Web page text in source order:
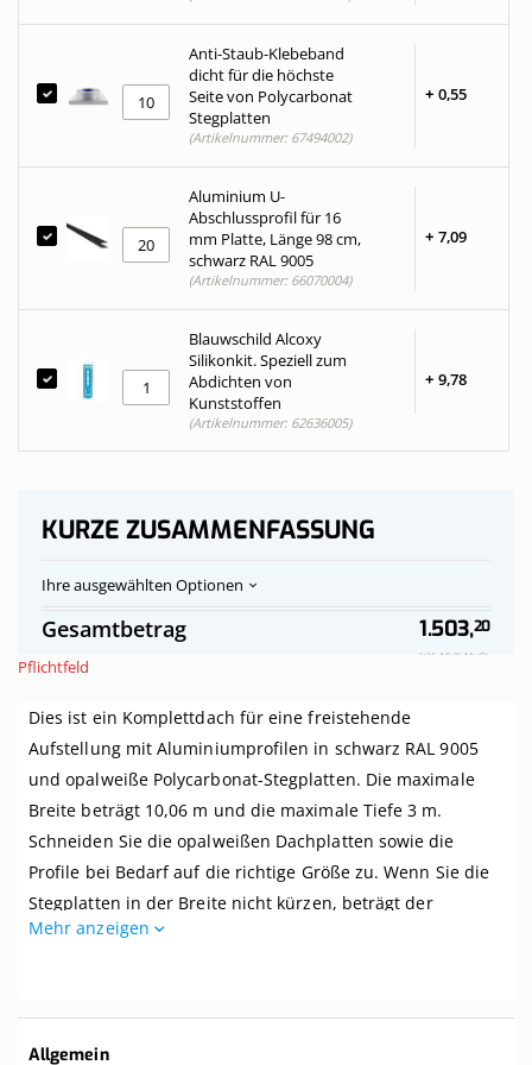
Anti-Staub-Klebeband
dicht für die höchste
Seite von Polycarbonat
Stegplatten
+ 0,55
(Artikelnummer: 67494002)
Aluminium U-
Abschlussprofil für 16
mm Platte, Länge 98 cm,
schwarz RAL 9005
+ 7,09
(Artikelnummer: 66070004)
Blauwschild Alcoxy
Silikonkit. Speziell zum
Abdichten von
Kunststoffen
+ 9,78
(Artikelnummer: 62636005)
Pflichtfeld
KURZE ZUSAMMENFASSUNG
Ihre ausgewählten Optionen
Polycarbonat-
Stegplatten
Dach
opalweiß
freistehend,
Breite
10,06
m
Tiefe
bis
2,5
m,
Profile
Auf
Vorrat
Gesamtbetrag 1.503,20
Inkl. 19 % MwSt.
Dies ist ein Komplettdach für eine freistehende
Aufstellung mit Aluminiumprofilen in schwarz RAL 9005
und opalweiße Polycarbonat-Stegplatten. Die maximale
Breite beträgt 10,06 m und die maximale Tiefe 3 m.
Schneiden Sie die opalweißen Dachplatten sowie die
Profile bei Bedarf auf die richtige Größe zu. Wenn Sie die
Stegplatten in der Breite nicht kürzen, beträgt der
Mittenabstand zwischen den Balken Ihrer Überdachung 1
Mehr anzeigen
Weitere
Allgemein